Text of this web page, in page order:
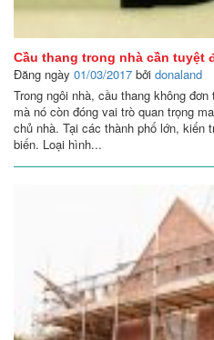
Cầu thang trong nhà cần tuyệt
Đăng ngày 01/03/2017 bởi donaland
Trong ngôi nhà, cầu thang không
mà nó còn đóng vai trò quan trọng
chủ nhà. Tại các thành phố lớn, kiến
biến. Loại hình...